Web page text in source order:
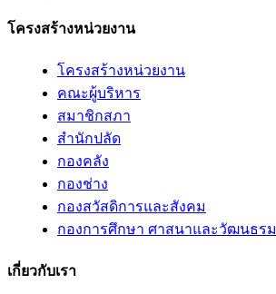
โครงสร้างหน่วยงาน
โครงสร้างหน่วยงาน
คณะผู้บริหาร
สมาชิกสภา
สำนักปลัด
กองคลัง
กองช่าง
กองสวัสดิการและสังคม
กองการศึกษา ศาสนาและวัฒนธรม
เกี่ยวกับเรา